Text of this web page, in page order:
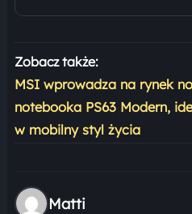
Zobacz także:
MSI wprowadza na rynek
notebooka PS63 Modern,
w mobilny styl życia
Matti